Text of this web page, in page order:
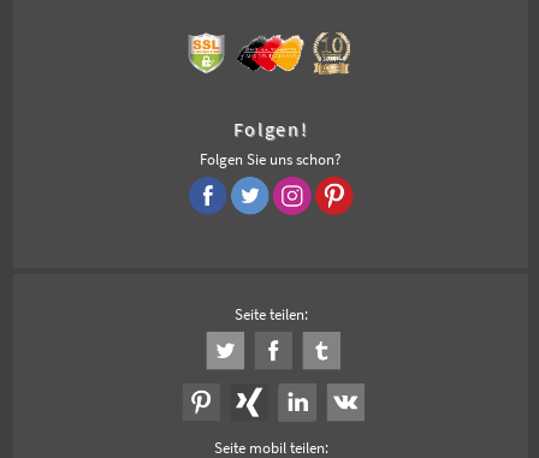
Folgen!
Folgen Sie uns schon?
Seite teilen:
Seite mobil teilen: